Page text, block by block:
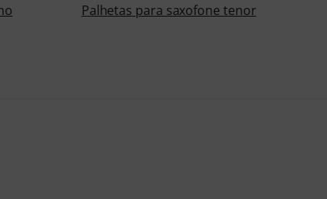
Palhetas para saxofone tenor